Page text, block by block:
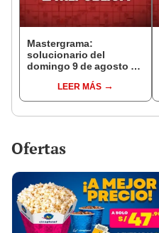
Mastergrama:
solucionario del
domingo 9 de agosto de
LEER MÁS
Ofertas